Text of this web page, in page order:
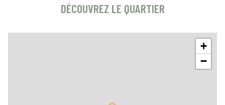
DÉCOUVREZ LE QUARTIER
+
−